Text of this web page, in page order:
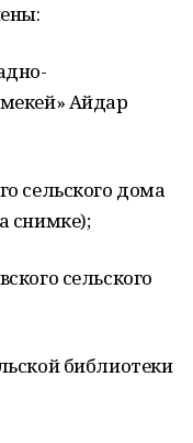
Айдар
сельского дома
снимке);
сельского
библиотеки